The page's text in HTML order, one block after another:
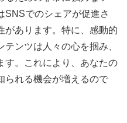
SNSでのシェアが促進さ
があります。特に、感動的
ンツは人々の心を掴み、
す。これにより、あなたの
られる機会が増えるので